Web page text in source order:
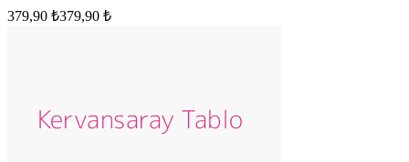
379,90 ₺379,90 ₺